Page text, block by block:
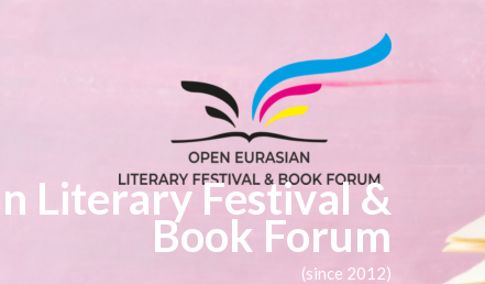
Literary Festival &
Book Forum
(since 2012)